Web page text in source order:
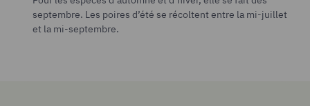
septembre. Les poires d’été se récoltent entre la mi-juillet
et la mi-septembre.